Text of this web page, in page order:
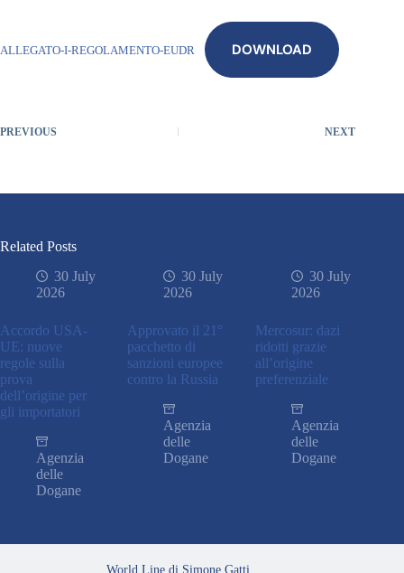
ALLEGATO-I-REGOLAMENTO-EUDR DOWNLOAD
PREVIOUS NEXT
Related Posts
30 July
2026
Accordo USA-
UE: nuove
regole sulla
prova
dell’origine per
gli importatori
Agenzia
delle
Dogane
30 July
2026
Approvato il 21°
pacchetto di
sanzioni europee
contro la Russia
Agenzia
delle
Dogane
30 July
2026
Mercosur: dazi
ridotti grazie
all’origine
preferenziale
Agenzia
delle
Dogane
World Line di Simone Gatti